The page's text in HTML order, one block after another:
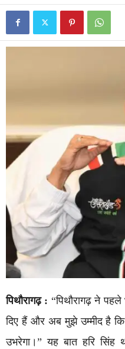
पिथौरागढ़ : “पिथौरागढ़ ने
दिए हैं और अब मुझे उम्मीद है कि
उभरेगा।” यह बात हरि सिंह